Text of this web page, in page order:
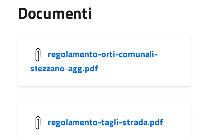
Documenti
regolamento-orti-comunali-
stezzano-agg.pdf
regolamento-tagli-strada.pdf